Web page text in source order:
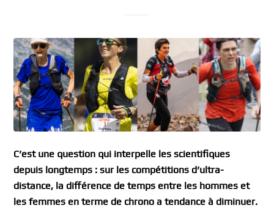
C’est une question qui interpelle les scientifiques
depuis longtemps : sur les compétitions d’ultra-
distance, la différence de temps entre les hommes et
les femmes en terme de chrono a tendance à diminuer.